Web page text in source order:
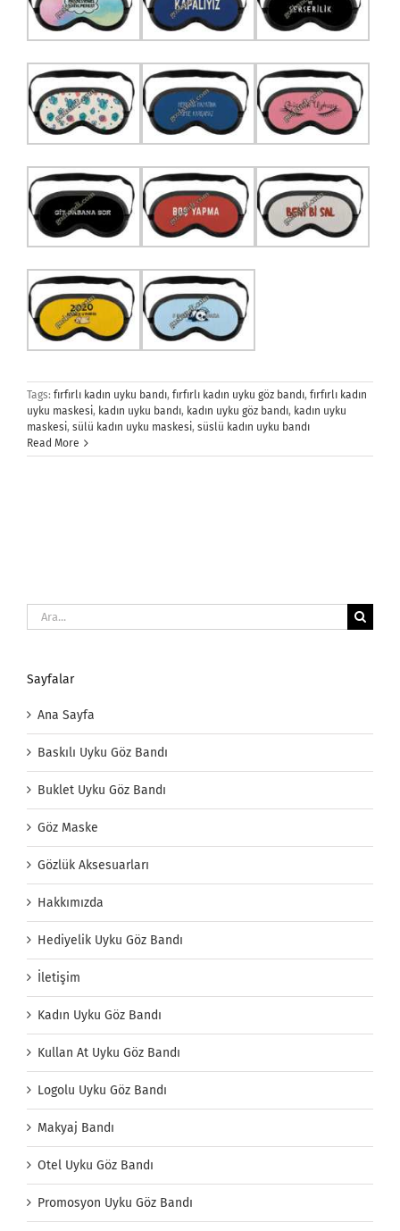
Tags: fırfırlı kadın uyku bandı, fırfırlı kadın uyku göz bandı, fırfırlı kadın
uyku maskesi, kadın uyku bandı, kadın uyku göz bandı, kadın uyku
maskesi, sülü kadın uyku maskesi, süslü kadın uyku bandı
Read More
Ara:
Sayfalar
Ana Sayfa
Baskılı Uyku Göz Bandı
Buklet Uyku Göz Bandı
Göz Maske
Gözlük Aksesuarları
Hakkımızda
Hediyelik Uyku Göz Bandı
İletişim
Kadın Uyku Göz Bandı
Kullan At Uyku Göz Bandı
Logolu Uyku Göz Bandı
Makyaj Bandı
Otel Uyku Göz Bandı
Promosyon Uyku Göz Bandı